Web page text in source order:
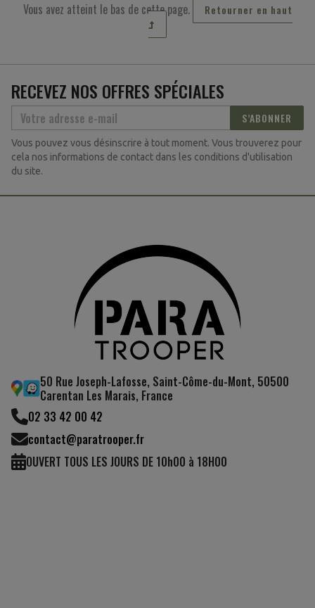
Vous avez atteint le bas de cette page. Retourner en haut
RECEVEZ NOS OFFRES SPÉCIALES
S’ABONNER
Vous pouvez vous désinscrire à tout moment. Vous trouverez pour
cela nos informations de contact dans les conditions d'utilisation
du site.
50 Rue Joseph-Lafosse, Saint-Côme-du-Mont, 50500
Carentan Les Marais, France
02 33 42 00 42
contact@paratrooper.fr
OUVERT TOUS LES JOURS DE 10h00 à 18H00